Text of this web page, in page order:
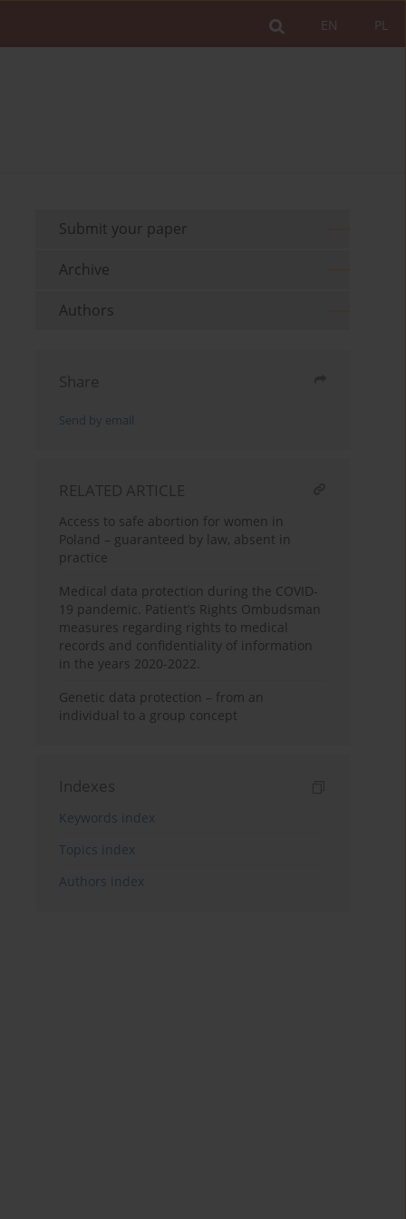
PL
EN
Submit your paper
Archive
Authors
Share
Send by email
RELATED ARTICLE
Access to safe abortion for women in
Poland – guaranteed by law, absent in
practice
Medical data protection during the COVID-
19 pandemic. Patient’s Rights Ombudsman
measures regarding rights to medical
records and confidentiality of information
in the years 2020-2022.
Genetic data protection – from an
individual to a group concept
Indexes
Keywords index
Topics index
Authors index